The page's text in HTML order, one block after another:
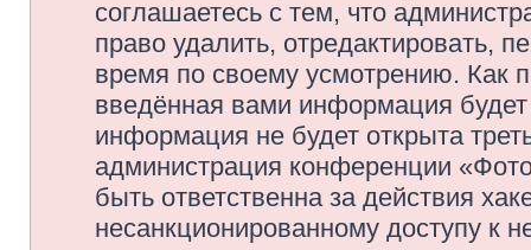
соглашаетесь с тем, что
право удалить, отредактировать,
время по своему усмотрению. Как
введённая вами информация
информация не будет открыта
администрация конференции
быть ответственна за действия
несанкционированному доступу к